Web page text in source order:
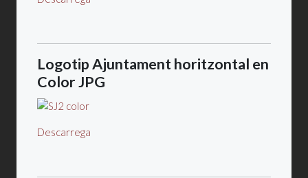
Logotip Ajuntament horitzontal en
Color JPG
Descarrega